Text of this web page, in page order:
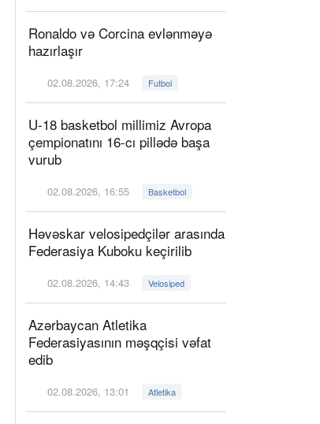
Ronaldo və Corcina evlənməyə
hazırlaşır
02.08.2026, 17:24 Futbol
U-18 basketbol millimiz Avropa
çempionatını 16-cı pillədə başa
vurub
02.08.2026, 16:55 Basketbol
Həvəskar velosipedçilər arasında
Federasiya Kuboku keçirilib
02.08.2026, 14:43 Velosiped
Azərbaycan Atletika
Federasiyasının məşqçisi vəfat
edib
02.08.2026, 13:01 Atletika